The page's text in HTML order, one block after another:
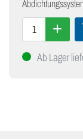
Ab Lager